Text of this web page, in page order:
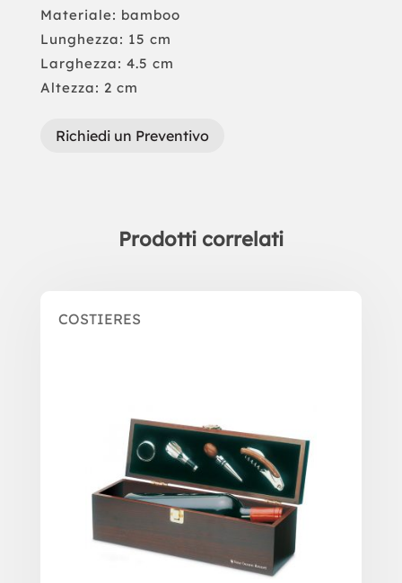
Materiale: bamboo
Lunghezza: 15 cm
Larghezza: 4.5 cm
Altezza: 2 cm
Richiedi un Preventivo
Prodotti correlati
COSTIERES